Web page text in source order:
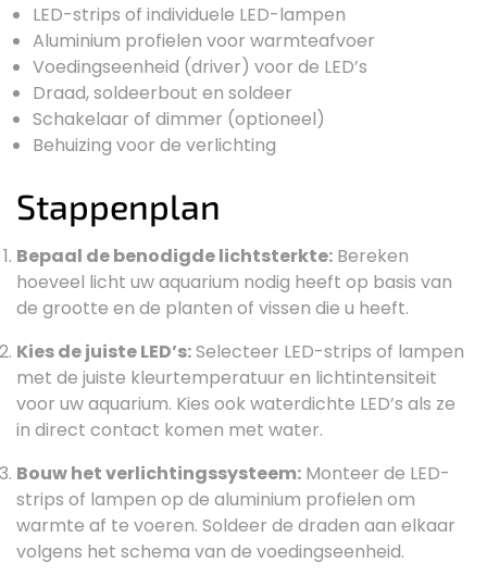
LED-strips of individuele LED-lampen
Aluminium profielen voor warmteafvoer
Voedingseenheid (driver) voor de LED’s
Draad, soldeerbout en soldeer
Schakelaar of dimmer (optioneel)
Behuizing voor de verlichting
Stappenplan
Bepaal de benodigde lichtsterkte: Bereken
hoeveel licht uw aquarium nodig heeft op basis van
de grootte en de planten of vissen die u heeft.
Kies de juiste LED’s:Selecteer LED-strips of lampen
met de juiste kleurtemperatuur en lichtintensiteit
voor uw aquarium. Kies ook waterdichte LED’s als ze
in direct contact komen met water.
Bouw het verlichtingssysteem: Monteer de LED-
strips of lampen op de aluminium profielen om
warmte af te voeren. Soldeer de draden aan elkaar
volgens het schema van de voedingseenheid.